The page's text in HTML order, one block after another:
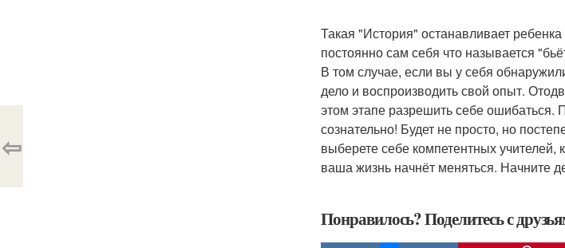
Такая "История" останавливает
постоянно сам себя что называется
В том случае, если вы у себя
дело и воспроизводить свой опыт.
этом этапе разрешить себе ошибаться.
сознательно! Будет не просто, но
выберете себе компетентных
ваша жизнь начнёт меняться. Начните
Понравилось? Поделитесь с
⇦